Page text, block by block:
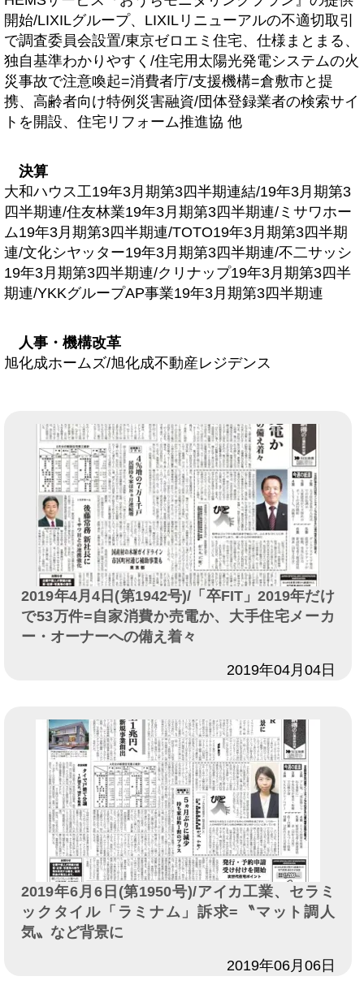
開始/LIXILグループ、LIXILリニューアルの不適切取引
で調査委員会設置/東京ゼロエミ住宅、仕様まとまる、
独自基準わかりやすく/住宅用太陽光発電システムの火
災事故で注意喚起=消費者庁/支援機構=倉敷市と提
携、高齢者向け特例災害融資/団体登録業者の検索サイ
トを開設、住宅リフォーム推進協 他
決算
大和ハウス工19年3月期第3四半期連結/19年3月期第3
四半期連/住友林業19年3月期第3四半期連/ミサワホー
ム19年3月期第3四半期連/TOTO19年3月期第3四半期
連/文化シヤッター19年3月期第3四半期連/不二サッシ
19年3月期第3四半期連/クリナップ19年3月期第3四半
期連/YKKグループAP事業19年3月期第3四半期連
人事・機構改革
旭化成ホームズ/旭化成不動産レジデンス
2019年4月4日(第1942号)/「卒FIT」2019年だけ
で53万件=自家消費か売電か、大手住宅メーカ
ー・オーナーへの備え着々
2019年04月04日
2019年6月6日(第1950号)/アイカ工業、セラミ
ックタイル「ラミナム」訴求=〝マット調人
気〟など背景に
2019年06月06日